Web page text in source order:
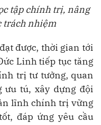
tập chính trị, nâng
trách nhiệm
được, thời gian tới
Linh tiếp tục tăng
trị tư tưởng, quan
ưu tú, xây dựng đội
lĩnh chính trị vững
đáp ứng yêu cầu